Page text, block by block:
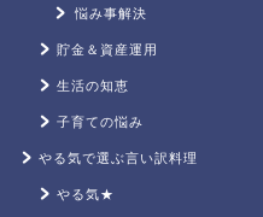
悩み事解決
貯金＆資産運用
生活の知恵
子育ての悩み
やる気で選ぶ言い訳料理
やる気★